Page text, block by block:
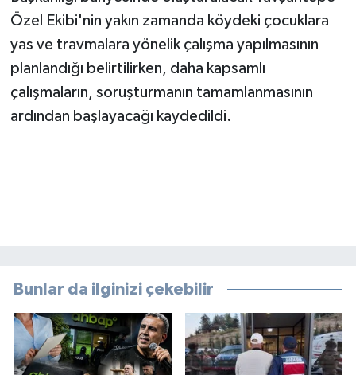
Özel Ekibi'nin yakın zamanda köydeki çocuklara
yas ve travmalara yönelik çalışma yapılmasının
planlandığı belirtilirken, daha kapsamlı
çalışmaların, soruşturmanın tamamlanmasının
ardından başlayacağı kaydedildi.
Bunlar da ilginizi çekebilir